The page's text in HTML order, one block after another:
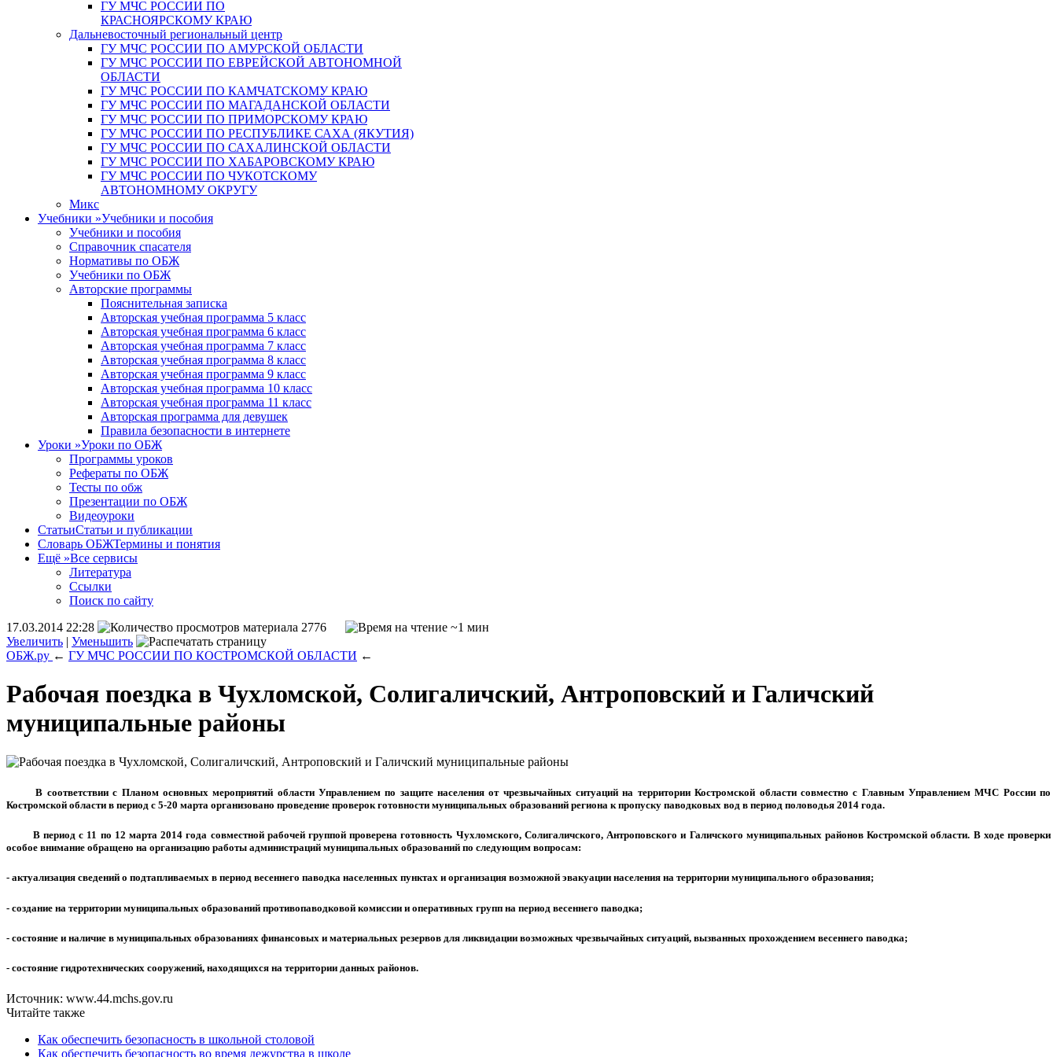
ГУ МЧС РОССИИ ПО
КРАСНОЯРСКОМУ КРАЮ
Дальневосточный региональный центр
ГУ МЧС РОССИИ ПО АМУРСКОЙ ОБЛАСТИ
ГУ МЧС РОССИИ ПО ЕВРЕЙСКОЙ АВТОНОМНОЙ
ОБЛАСТИ
ГУ МЧС РОССИИ ПО КАМЧАТСКОМУ КРАЮ
ГУ МЧС РОССИИ ПО МАГАДАНСКОЙ ОБЛАСТИ
ГУ МЧС РОССИИ ПО ПРИМОРСКОМУ КРАЮ
ГУ МЧС РОССИИ ПО РЕСПУБЛИКЕ САХА (ЯКУТИЯ)
ГУ МЧС РОССИИ ПО САХАЛИНСКОЙ ОБЛАСТИ
ГУ МЧС РОССИИ ПО ХАБАРОВСКОМУ КРАЮ
ГУ МЧС РОССИИ ПО ЧУКОТСКОМУ
АВТОНОМНОМУ ОКРУГУ
Микс
Учебники »Учебники и пособия
Учебники и пособия
Справочник спасателя
Нормативы по ОБЖ
Учебники по ОБЖ
Авторские программы
Пояснительная записка
Авторская учебная программа 5 класс
Авторская учебная программа 6 класс
Авторская учебная программа 7 класс
Авторская учебная программа 8 класс
Авторская учебная программа 9 класс
Авторская учебная программа 10 класс
Авторская учебная программа 11 класс
Авторская программа для девушек
Правила безопасности в интернете
Уроки »Уроки по ОБЖ
Программы уроков
Рефераты по ОБЖ
Тесты по обж
Презентации по ОБЖ
Видеоуроки
СтатьиСтатьи и публикации
Словарь ОБЖТермины и понятия
Ещё »Все сервисы
Литература
Ссылки
Поиск по сайту
17.03.2014 22:28
2776
~1 мин
Увеличить | Уменьшить
ОБЖ.ру ← ГУ МЧС РОССИИ ПО КОСТРОМСКОЙ ОБЛАСТИ ←
Рабочая поездка в Чухломской, Солигаличский, Антроповский и Галичский
муниципальные районы
В соответствии с Планом основных мероприятий области Управлением по защите населения от чрезвычайных ситуаций на территории Костромской области совместно с Главным Управлением МЧС России по
Костромской области в период с 5-20 марта организовано проведение проверок готовности муниципальных образований региона к пропуску паводковых вод в период половодья 2014 года.
В период с 11 по 12 марта 2014 года совместной рабочей группой проверена готовность Чухломского, Солигаличского, Антроповского и Галичского муниципальных районов Костромской области. В ходе проверки
особое внимание обращено на организацию работы администраций муниципальных образований по следующим вопросам:
- актуализация сведений о подтапливаемых в период весеннего паводка населенных пунктах и организация возможной эвакуации населения на территории муниципального образования;
- создание на территории муниципальных образований противопаводковой комиссии и оперативных групп на период весеннего паводка;
- состояние и наличие в муниципальных образованиях финансовых и материальных резервов для ликвидации возможных чрезвычайных ситуаций, вызванных прохождением весеннего паводка;
- состояние гидротехнических сооружений, находящихся на территории данных районов.
Источник: www.44.mchs.gov.ru
Читайте также
Как обеспечить безопасность в школьной столовой
Как обеспечить безопасность во время дежурства в школе